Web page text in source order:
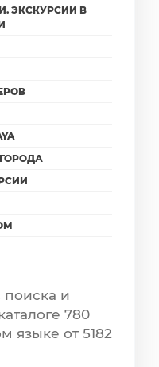
ЭКСКУРСИИ В
поиска и
780
языке от 5182